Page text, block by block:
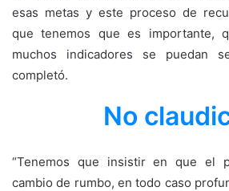
esas metas y este proceso de
que tenemos que es importante,
muchos indicadores se puedan
completó.
No
“Tenemos que insistir en que el
cambio de rumbo, en todo caso